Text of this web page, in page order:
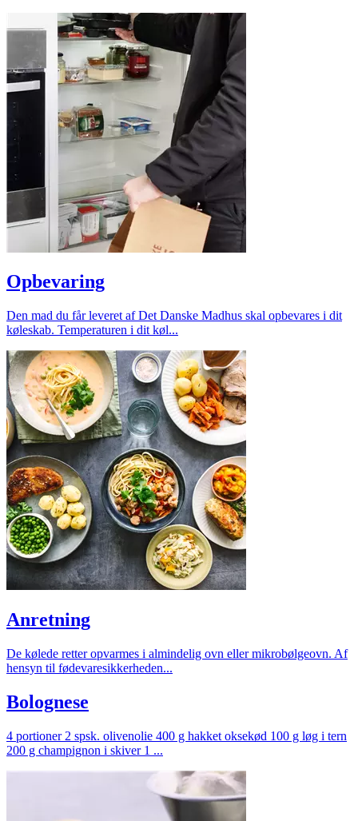
Opbevaring
Den mad du får leveret af Det Danske Madhus skal opbevares i dit
køleskab. Temperaturen i dit køl...
Anretning
De kølede retter opvarmes i almindelig ovn eller mikrobølgeovn. Af
hensyn til fødevaresikkerheden...
Bolognese
4 portioner 2 spsk. olivenolie 400 g hakket oksekød 100 g løg i tern
200 g champignon i skiver 1 ...